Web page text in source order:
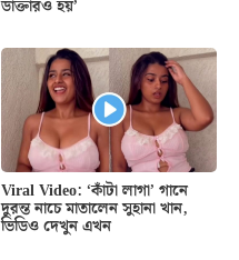
ডাক্তারও হয়’
Viral Video: ‘কাঁটা লাগা’ গানে
দুরন্ত নাচে মাতালেন সুহানা খান,
ভিডিও দেখুন এখন